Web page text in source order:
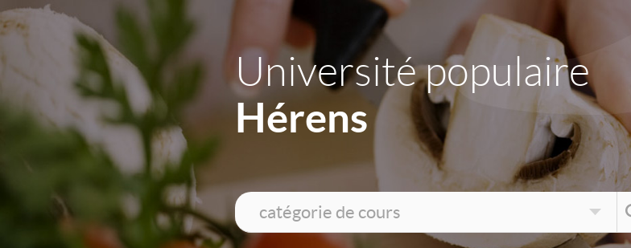
Université populaire
Hérens